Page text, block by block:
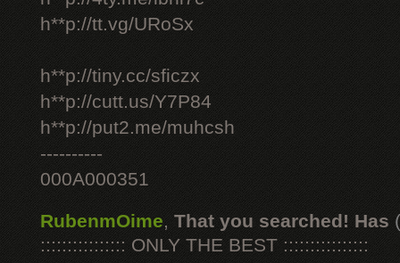
h**p://tt.vg/URoSx
h**p://tiny.cc/sficzx
h**p://cutt.us/Y7P84
h**p://put2.me/muhcsh
----------
000A000351
RubenmOime, That you searched! Has
:::::::::::::::: ONLY THE BEST ::::::::::::::::